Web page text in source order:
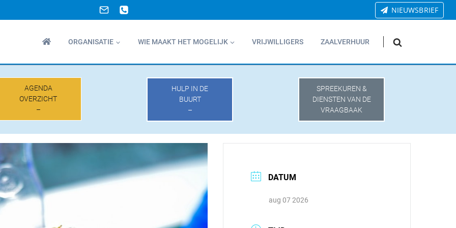
NIEUWSBRIEF
ORGANISATIE WIE MAAKT HET MOGELIJK VRIJWILLIGERS ZAALVERHUUR
AGENDA
OVERZICHT
–
HULP IN DE
BUURT
–
SPREEKUREN &
DIENSTEN VAN DE
VRAAGBAAK
DATUM
aug 07 2026